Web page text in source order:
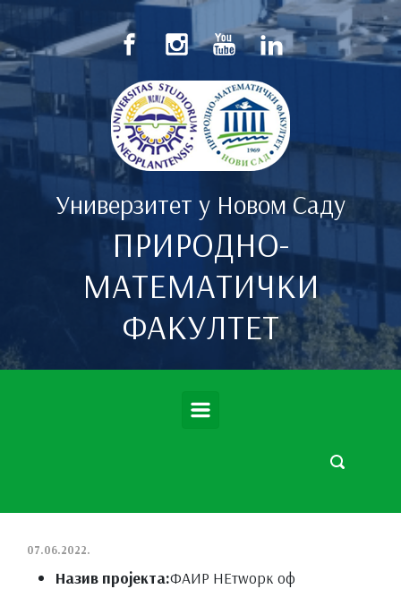
Скип то маин цонтент
Универзитет у Новом Саду
ПРИРОДНО-
МАТЕМАТИЧКИ
ФАКУЛТЕТ
07.06.2022.
Назив пројекта:ФАИР НЕтwорк оф